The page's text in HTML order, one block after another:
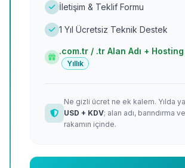
İletişim & Teklif Formu
1 Yıl Ücretsiz Teknik Destek
.com.tr / .tr Alan Adı +
Yıllık
Ne gizli ücret ne ek kalem. Yılda
USD + KDV; alan adı, barındırma
rakamın içinde.